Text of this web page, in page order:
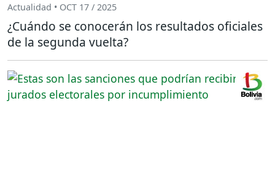
Actualidad • OCT 17 / 2025
¿Cuándo se conocerán los resultados oficiales
de la segunda vuelta?